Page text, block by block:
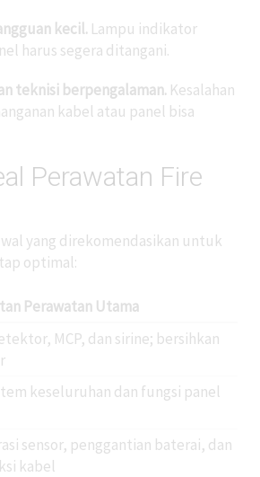
kecil. Lampu indikator
harus segera ditangani.
teknisi berpengalaman. Kesalahan
kabel atau panel bisa
Perawatan Fire
yang direkomendasikan untuk
optimal:
Perawatan Utama
MCP, dan sirine; bersihkan
keseluruhan dan fungsi panel
sensor, penggantian baterai, dan
kabel